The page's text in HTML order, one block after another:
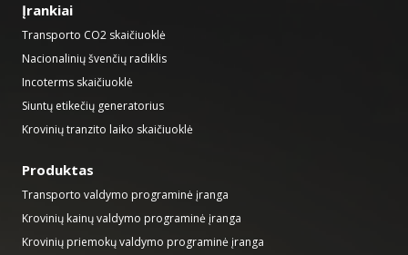
Įrankiai
Transporto CO2 skaičiuoklė
Nacionalinių švenčių radiklis
Incoterms skaičiuoklė
Siuntų etikečių generatorius
Krovinių tranzito laiko skaičiuoklė
Produktas
Transporto valdymo programinė įranga
Krovinių kainų valdymo programinė įranga
Krovinių priemokų valdymo programinė įranga